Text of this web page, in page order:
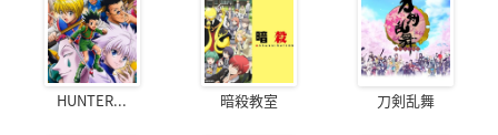
HUNTER... 暗殺教室 刀剣乱舞